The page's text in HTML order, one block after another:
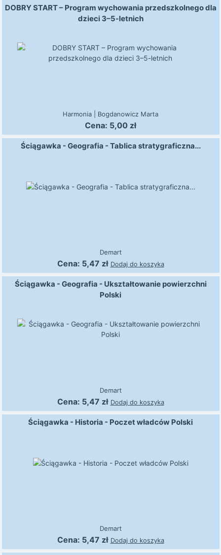
DOBRY START – Program wychowania przedszkolnego dla
dzieci 3–5-letnich
Harmonia Bogdanowicz Marta
Cena: 5,00 zł
Ściągawka - Geografia - Tablica stratygraficzna...
Demart
Cena: 5,47 zł Dodaj do koszyka
Ściągawka - Geografia - Ukształtowanie powierzchni
Polski
Demart
Cena: 5,47 zł Dodaj do koszyka
Ściągawka - Historia - Poczet władców Polski
Demart
Cena: 5,47 zł Dodaj do koszyka